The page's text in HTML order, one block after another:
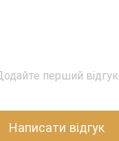
перший відгук
Написати відгук